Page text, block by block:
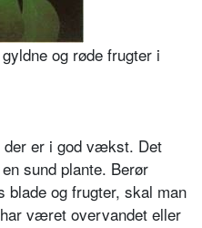
og røde frugter i
der er i god vækst. Det
sund plante. Berør
blade og frugter, skal man
været overvandet eller